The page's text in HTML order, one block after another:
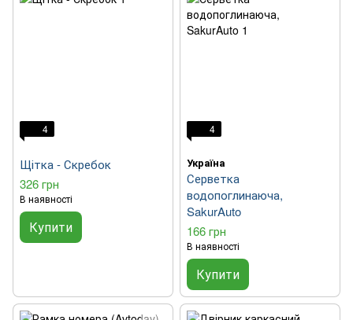
4
Щітка - Скребок
326 грн
В наявності
Купити
4
Україна
Серветка
водопоглинаюча,
SakurAuto
166 грн
В наявності
Купити